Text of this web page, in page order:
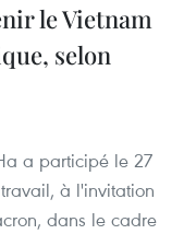
le Vietnam
selon
a participé le 27
à l'invitation
dans le cadre